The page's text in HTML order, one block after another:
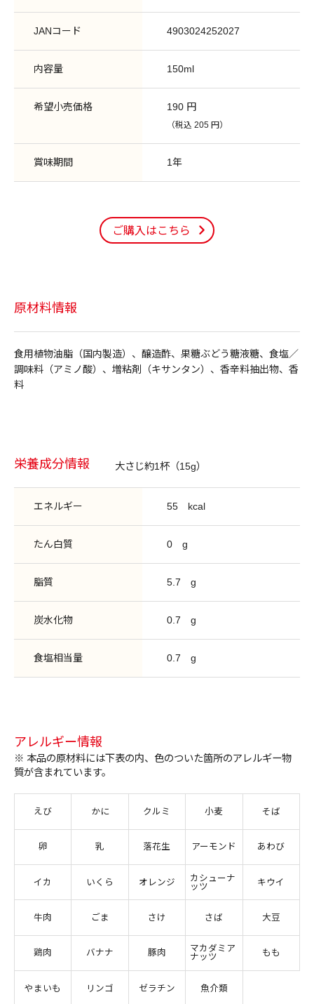
JANコード 4903024252027
内容量 150ml
希望小売価格 190 円
（税込 205 円）
賞味期間 1年
ご購入はこちら
原材料情報
食用植物油脂（国内製造）、醸造酢、果糖ぶどう糖液糖、食塩／
調味料（アミノ酸）、増粘剤（キサンタン）、香辛料抽出物、香
料
栄養成分情報 大さじ約1杯（15g）
エネルギー 55 kcal
たん白質 0 g
脂質 5.7 g
炭水化物 0.7 g
食塩相当量 0.7 g
アレルギー情報
※ 本品の原材料には下表の内、色のついた箇所のアレルギー物
質が含まれています。
えび かに クルミ 小麦 そば
卵 乳 落花生 アーモンド あわび
イカ いくら オレンジ
カシューナ
ッツ
キウイ
牛肉 ごま さけ さば 大豆
鶏肉 バナナ 豚肉
マカダミア
ナッツ
もも
やまいも リンゴ ゼラチン 魚介類